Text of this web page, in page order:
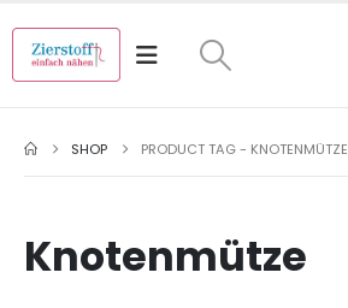
SHOP PRODUCT TAG - KNOTENMÜTZE
Knotenmütze